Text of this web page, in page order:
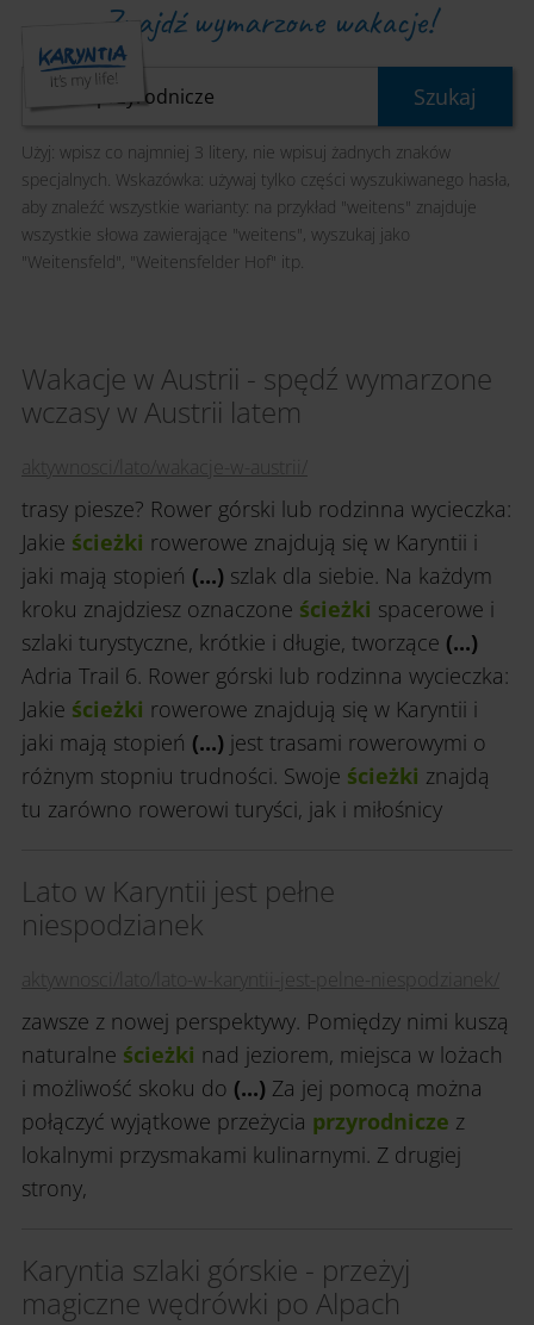
Znajdź wymarzone wakacje!
Użyj: wpisz co najmniej 3 litery, nie wpisuj żadnych znaków
specjalnych. Wskazówka: używaj tylko części wyszukiwanego hasła,
aby znaleźć wszystkie warianty: na przykład "weitens" znajduje
wszystkie słowa zawierające "weitens", wyszukaj jako
"Weitensfeld", "Weitensfelder Hof" itp.
Wakacje w Austrii - spędź wymarzone
wczasy w Austrii latem
aktywnosci/lato/wakacje-w-austrii/
trasy piesze? Rower górski lub rodzinna wycieczka:
Jakie ścieżki rowerowe znajdują się w Karyntii i
jaki mają stopień (...) szlak dla siebie. Na każdym
kroku znajdziesz oznaczone ścieżki spacerowe i
szlaki turystyczne, krótkie i długie, tworzące (...)
Adria Trail 6. Rower górski lub rodzinna wycieczka:
Jakie ścieżki rowerowe znajdują się w Karyntii i
jaki mają stopień (...) jest trasami rowerowymi o
różnym stopniu trudności. Swoje ścieżki znajdą
tu zarówno rowerowi turyści, jak i miłośnicy
Lato w Karyntii jest pełne
niespodzianek
aktywnosci/lato/lato-w-karyntii-jest-pelne-niespodzianek/
zawsze z nowej perspektywy. Pomiędzy nimi kuszą
naturalne ścieżki nad jeziorem, miejsca w lożach
i możliwość skoku do (...) Za jej pomocą można
połączyć wyjątkowe przeżycia przyrodnicze z
lokalnymi przysmakami kulinarnymi. Z drugiej
strony,
Karyntia szlaki górskie - przeżyj
magiczne wędrówki po Alpach